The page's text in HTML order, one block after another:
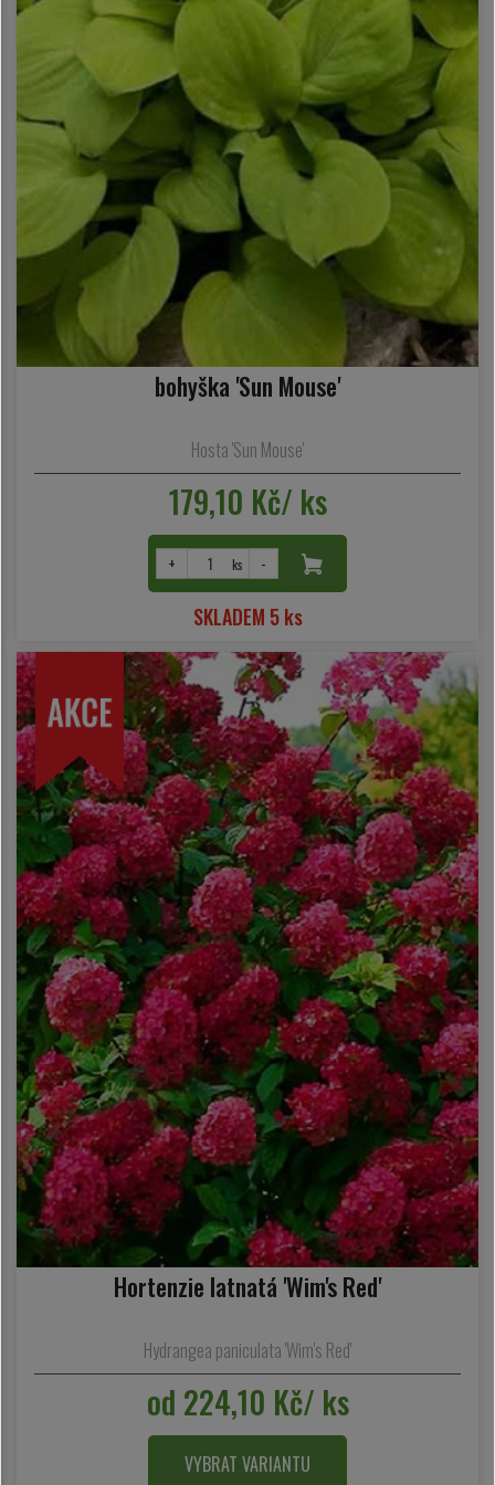
bohyška 'Sun Mouse'
Hosta 'Sun Mouse'
179,10 Kč/ ks
+ ks -
SKLADEM 5 ks
Hortenzie latnatá 'Wim's Red'
Hydrangea paniculata 'Wim's Red'
od 224,10 Kč/ ks
VYBRAT VARIANTU